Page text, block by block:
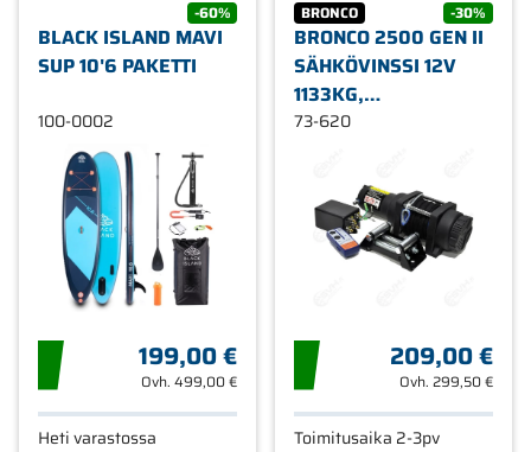
-60%
BLACK ISLAND MAVI
SUP 10'6 PAKETTI
100-0002
199,00 €
Ovh. 499,00 €
Heti varastossa
BRONCO -30%
BRONCO 2500 GEN II
SÄHKÖVINSSI 12V
1133KG,
SYNTEETTINEN KÖYSI
73-620
209,00 €
Ovh. 299,50 €
Toimitusaika 2-3pv